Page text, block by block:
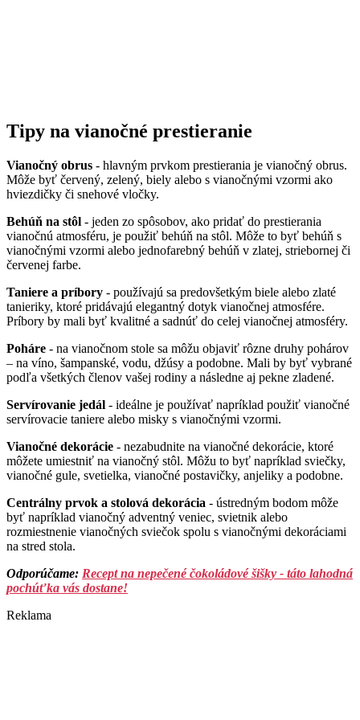
Tipy na vianočné prestieranie
Vianočný obrus - hlavným prvkom prestierania je vianočný obrus.
Môže byť červený, zelený, biely alebo s vianočnými vzormi ako
hviezdičky či snehové vločky.
Behúň na stôl - jeden zo spôsobov, ako pridať do prestierania
vianočnú atmosféru, je použiť behúň na stôl. Môže to byť behúň s
vianočnými vzormi alebo jednofarebný behúň v zlatej, striebornej či
červenej farbe.
Taniere a príbory - používajú sa predovšetkým biele alebo zlaté
tanieriky, ktoré pridávajú elegantný dotyk vianočnej atmosfére.
Príbory by mali byť kvalitné a sadnúť do celej vianočnej atmosféry.
Poháre - na vianočnom stole sa môžu objaviť rôzne druhy pohárov
– na víno, šampanské, vodu, džúsy a podobne. Mali by byť vybrané
podľa všetkých členov vašej rodiny a následne aj pekne zladené.
Servírovanie jedál - ideálne je používať napríklad použiť vianočné
servírovacie taniere alebo misky s vianočnými vzormi.
Vianočné dekorácie - nezabudnite na vianočné dekorácie, ktoré
môžete umiestniť na vianočný stôl. Môžu to byť napríklad sviečky,
vianočné gule, svetielka, vianočné postavičky, anjeliky a podobne.
Centrálny prvok a stolová dekorácia - ústredným bodom môže
byť napríklad vianočný adventný veniec, svietnik alebo
rozmiestnenie vianočných sviečok spolu s vianočnými dekoráciami
na stred stola.
Odporúčame: Recept na nepečené čokoládové šišky - táto lahodná
pochúťka vás dostane!
Reklama